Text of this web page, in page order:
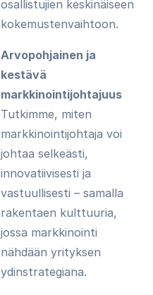
osallistujien keskinäiseen
kokemustenvaihtoon.
Arvopohjainen ja
kestävä
markkinointijohtajuus
Tutkimme, miten
markkinointijohtaja voi
johtaa selkeästi,
innovatiivisesti ja
vastuullisesti – samalla
rakentaen kulttuuria,
jossa markkinointi
nähdään yrityksen
ydinstrategiana.